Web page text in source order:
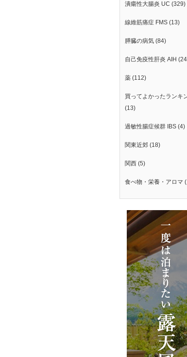
潰瘍性大腸炎 UC (329)
線維筋痛症 FMS (13)
膵臓の病気 (84)
自己免疫性肝炎 AIH
薬 (112)
買ってよかったランキ
(13)
過敏性腸症候群 IBS (4)
関東近郊 (18)
関西 (5)
食べ物・栄養・アロマ